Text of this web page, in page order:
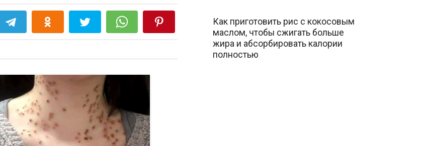
Как приготовить рис с кокосовым
маслом, чтобы сжигать больше
жира и абсорбировать калории
полностью